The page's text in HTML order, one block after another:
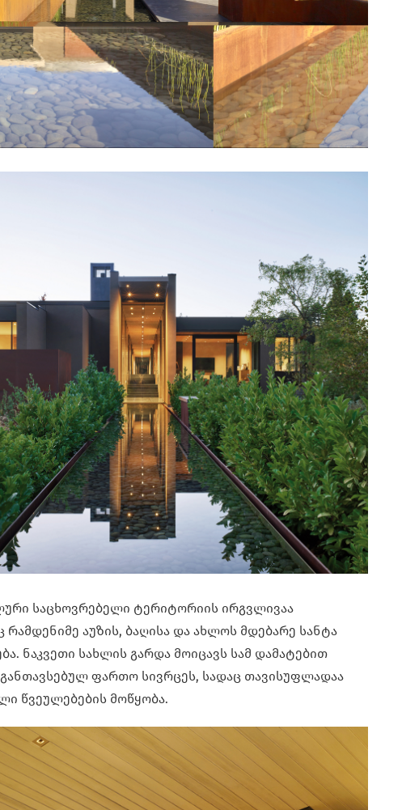
საცხოვრებელი ტერიტორიის ირგვლივაა
რამდენიმე აუზის, ბაღისა და ახლოს მდებარე სანტა
ნაკვეთი სახლის გარდა მოიცავს სამ დამატებით
ფართო სივრცეს, სადაც თავისუფლადაა
წვეულებების მოწყობა.